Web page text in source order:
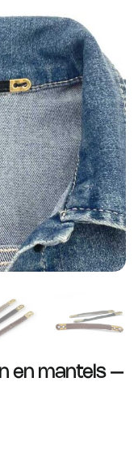
en mantels –